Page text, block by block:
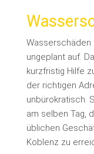
Wasserschäden
ungeplant auf.
kurzfristig Hilfe
der richtigen
unbürokratisch.
am selben Tag,
üblichen
Koblenz zu